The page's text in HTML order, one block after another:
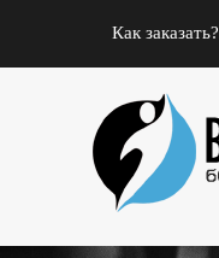
Как заказать?